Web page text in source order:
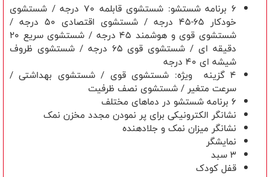
۶ برنامه شستشو: شستشوی قابلمه ۷۰ درجه / شستشوی
خودکار ۶۵-۴۵ درجه / شستشوی اقتصادی ۵۰ درجه /
شستشوی قوی و هوشمند ۴۵ درجه / شستشوی سریع ۲۰
دقیقه ای / شستشوی قوی ۶۵ درجه / شستشوی ظروف
شیشه ای ۴۰ درجه
۴ گزینه ویژه: شستشوی قوی / شستشوی بهداشتی /
سرعت متغیر / شستشوی نصف ظرفیت
6 برنامه شستشو در دماهای مختلف
نشانگر الکترونیکی برای پر نمودن مجدد مخزن نمک
نشانگر میزان نمک و جلادهنده
نمايشگر
3 سبد
قفل کودک